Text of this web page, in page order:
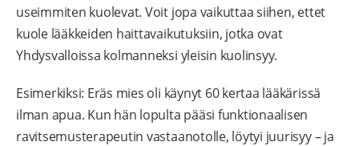
useimmiten kuolevat. Voit jopa vaikuttaa siihen, ettet
kuole lääkkeiden haittavaikutuksiin, jotka ovat
Yhdysvalloissa kolmanneksi yleisin kuolinsyy.
Esimerkiksi: Eräs mies oli käynyt 60 kertaa lääkärissä
ilman apua. Kun hän lopulta pääsi funktionaalisen
ravitsemusterapeutin vastaanotolle, löytyi juurisyy – ja